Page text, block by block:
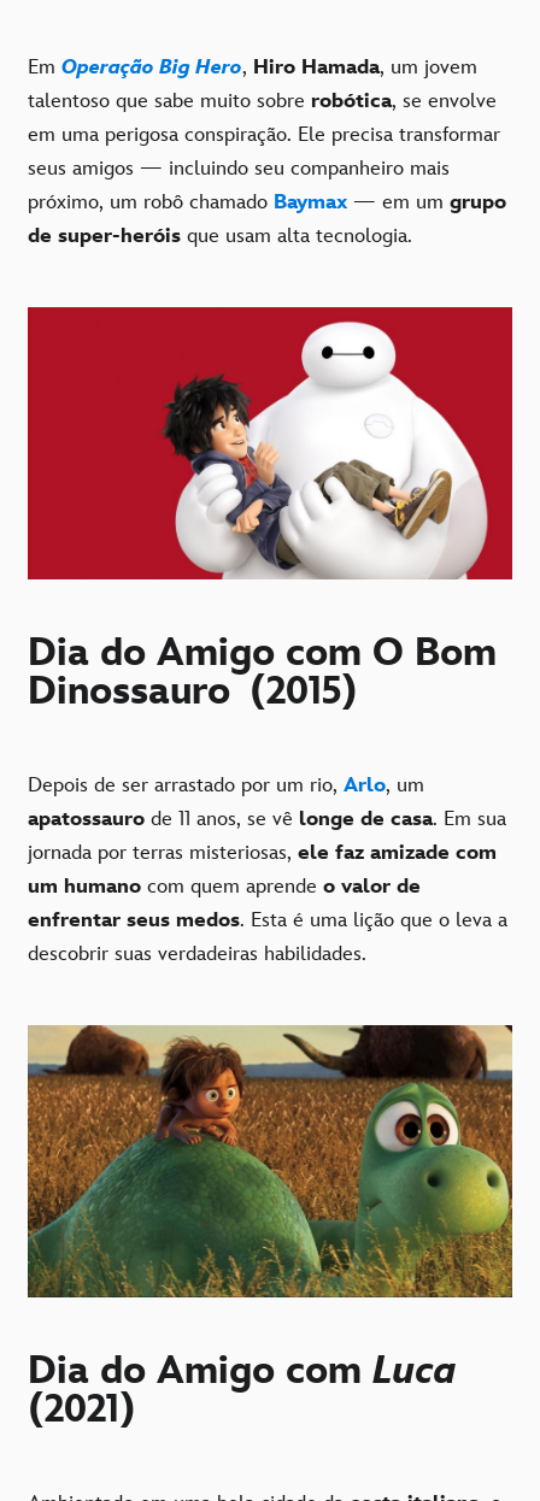
Em Operação Big Hero, Hiro Hamada, um jovem
talentoso que sabe muito sobre robótica, se envolve
em uma perigosa conspiração. Ele precisa transformar
seus amigos — incluindo seu companheiro mais
próximo, um robô chamado Baymax — em um grupo
de super-heróis que usam alta tecnologia.
Dia do Amigo com O Bom
Dinossauro (2015)
Depois de ser arrastado por um rio, Arlo, um
apatossauro de 11 anos, se vê longe de casa. Em sua
jornada por terras misteriosas, ele faz amizade com
um humano com quem aprende o valor de
enfrentar seus medos. Esta é uma lição que o leva a
descobrir suas verdadeiras habilidades.
Dia do Amigo com Luca
(2021)